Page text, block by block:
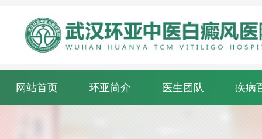
网站首页 环亚简介 医生团队 疾病